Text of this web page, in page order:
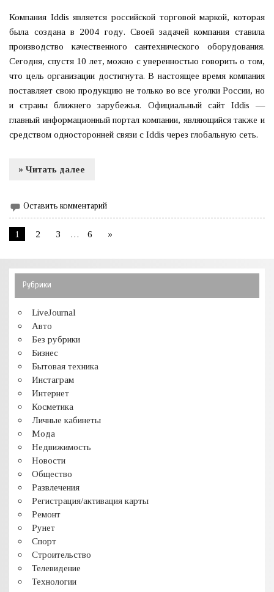
Компания Iddis является российской торговой маркой, которая
была создана в 2004 году. Своей задачей компания ставила
производство качественного сантехнического оборудования.
Сегодня, спустя 10 лет, можно с уверенностью говорить о том,
что цель организации достигнута. В настоящее время компания
поставляет свою продукцию не только во все уголки России, но
и страны ближнего зарубежья. Официальный сайт Iddis —
главный информационный портал компании, являющийся также и
средством односторонней связи с Iddis через глобальную сеть.
» Читать далее
Оставить комментарий
1 2 3 … 6 »
Рубрики
LiveJournal
Авто
Без рубрики
Бизнес
Бытовая техника
Инстаграм
Интернет
Косметика
Личные кабинеты
Мода
Недвижимость
Новости
Общество
Развлечения
Регистрация/активация карты
Ремонт
Рунет
Спорт
Строительство
Телевидение
Технологии